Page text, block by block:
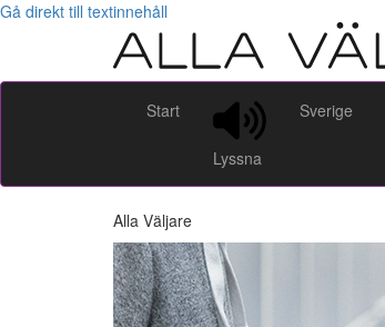
Gå direkt till textinnehåll
Start
Lyssna
Sverige
Alla Väljare